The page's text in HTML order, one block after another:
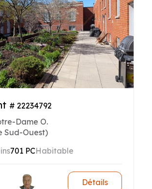
# 22234792
Dame O.
Sud-Ouest)
701 PCHabitable
Détails